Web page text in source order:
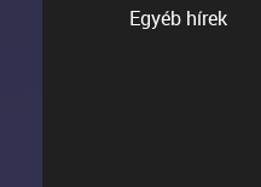
Egyéb hírek